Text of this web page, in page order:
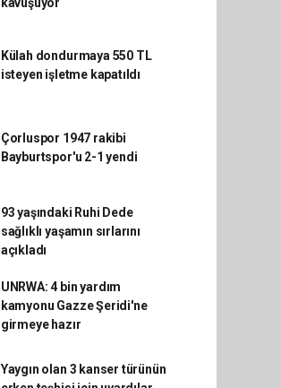
Külah dondurmaya 550 TL
isteyen işletme kapatıldı
Çorluspor 1947 rakibi
Bayburtspor'u 2-1 yendi
93 yaşındaki Ruhi Dede
sağlıklı yaşamın sırlarını
açıkladı
UNRWA: 4 bin yardım
kamyonu Gazze Şeridi'ne
girmeye hazır
Yaygın olan 3 kanser türünün